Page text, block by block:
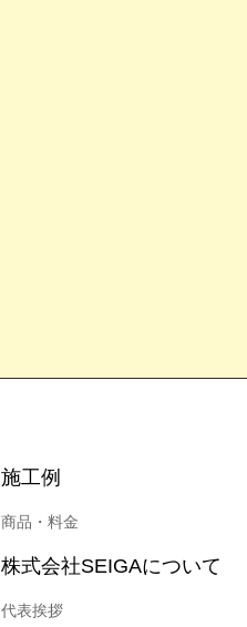
施工例
商品・料金
株式会社SEIGAについて
代表挨拶